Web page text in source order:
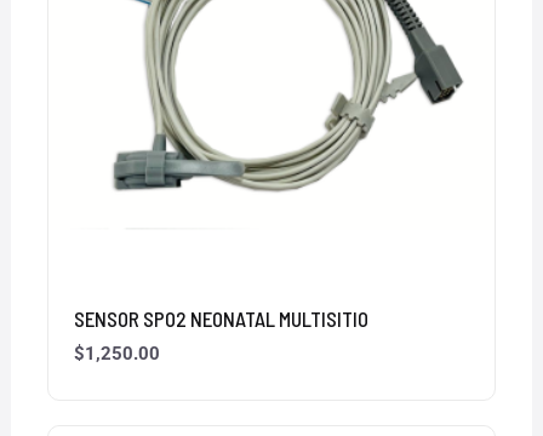
SENSOR SPO2 NEONATAL MULTISITIO
$1,250.00